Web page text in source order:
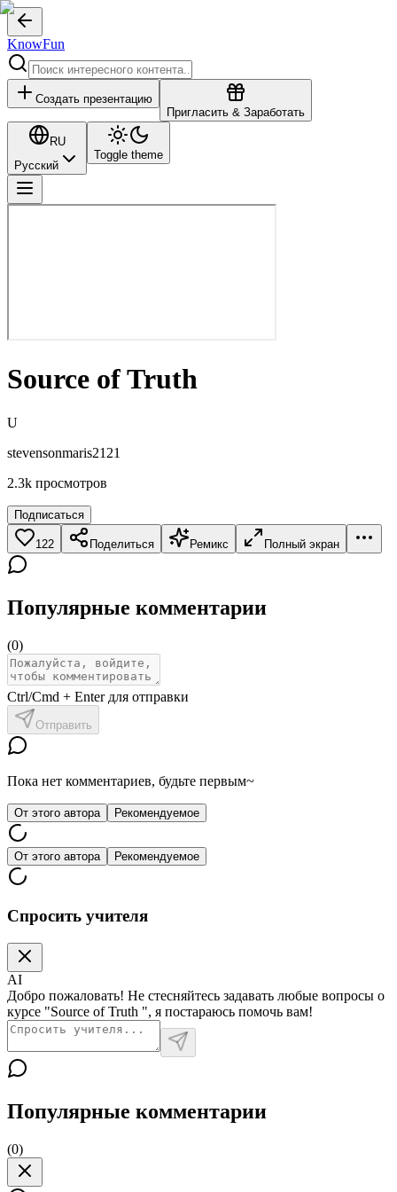
KnowFun
Создать презентацию
Пригласить & Заработать
RU
Русский
Toggle theme
Source of Truth
U
stevensonmaris2121
2.3k просмотров
Подписаться
122 Поделиться Ремикс Полный экран
Популярные комментарии
(0)
Ctrl/Cmd + Enter для отправки
Отправить
Пока нет комментариев, будьте первым~
От этого автора Рекомендуемое
От этого автора Рекомендуемое
Спросить учителя
AI
Добро пожаловать! Не стесняйтесь задавать любые вопросы о
курсе "Source of Truth ", я постараюсь помочь вам!
Популярные комментарии
(0)